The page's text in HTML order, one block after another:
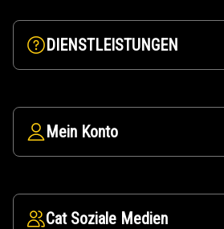
DIENSTLEISTUNGEN
Mein Konto
Cat Soziale Medien